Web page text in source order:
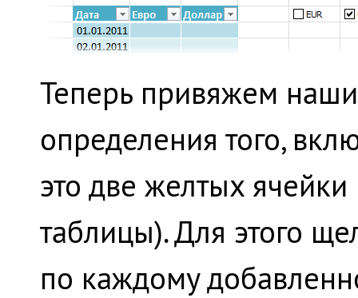
Теперь привяжем
определения того,
это две желтых
таблицы). Для этого
по каждому